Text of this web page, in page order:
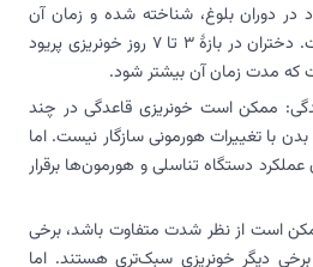
در دوران بلوغ، شناخته شده و زمان آن
اغلب بین سنین 10-14 است. دختران در بازۀ 3 تا 7 روز خونریزی پریود
که مدت زمان آن بیشتر شود.
ممکن است خونریزی قاعدگی در چند
با تغییرات هورمونی سازگار نیست. اما
دستگاه تناسلی و هورمون‌ها برقرار
است از نظر شدت متفاوت باشد، برخی
دیگر خونریزی سبک‌تری هستند. اما